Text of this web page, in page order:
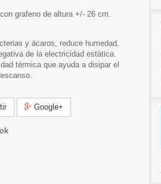
grafeno de altura +/- 26 cm.
y ácaros, reduce humedad,
de la electricidad estática.
térmica que ayuda a disipar el
Google+